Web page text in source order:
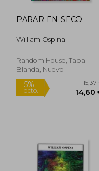
dcto.
PARAR EN SECO
William Ospina
Random House, Tapa
Blanda, Nuevo